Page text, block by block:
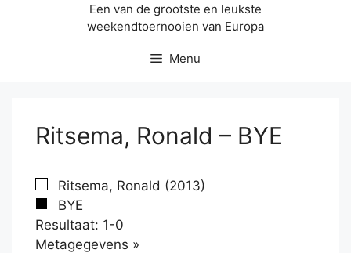
Een van de grootste en leukste
weekendtoernooien van Europa
Menu
Ritsema, Ronald – BYE
Ritsema, Ronald (2013)
BYE
Resultaat: 1-0
Metagegevens »